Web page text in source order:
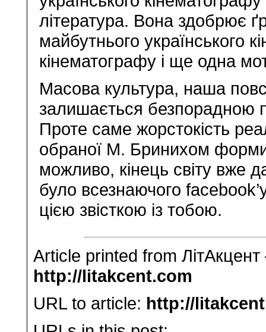
література. Вона здобрює
майбутнього українського
кінематографу і ще одна
Масова культура, наша
залишається безпорадною
Проте саме жорстокість
обраної М. Бринихом
можливо, кінець світу вже
було всезнаючого
цією звісткою із тобою.
Article printed from ЛітАкцент
http://litakcent.com
URL to article: http://